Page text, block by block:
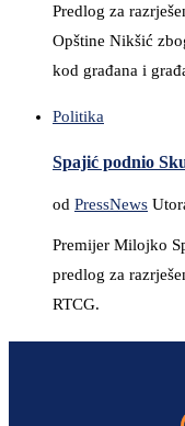
Predlog za
Opštine Nikšić
kod građana i
Politika
Spajić podnio
od PressNews
Premijer Milojko
predlog za
RTCG.